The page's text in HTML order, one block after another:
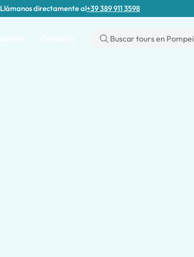
Llámanos directamente al+39 389 911 3598